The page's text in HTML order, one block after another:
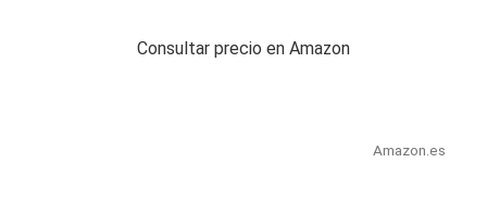
Consultar precio en Amazon
Amazon.es